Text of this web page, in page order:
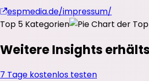
espmedia.de/impressum/
Top 5 Kategorien
Weitere Insights
7 Tage kostenlos testen